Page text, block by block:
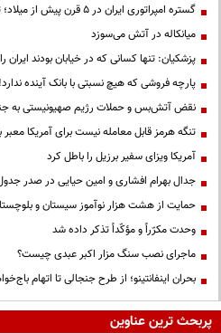
گستره امپراتوری ایران در ۵ قرن پیش از میلاد؛ تصویری از ایران ۲۵ قرن پیش
میانکاله در آتش می‌سوزد
پزشکیان: تنها کسانی که در خیابان بودند
پارچه فروشی که هیچ نسبتی با بانک آینده ندارد!
نقض آتش‌بس و حملات رژیم صهیونیستی به
تنگه هرمز قابل معامله نیست برای آمریکا معبر
آمریکا ویزای سفیر برزیل را باطل کرد
جدال بهرام افشاری و امین حیایی در صدر
حمایت از هشت هزار نوآموز سیستان و
وحدت مکرّراً و مؤکّداً تذکر داده شد
ماجرای نصب سنگ مزار اکبر عبدی چیست؟
بحران اینفانتینو؛ از طرح جنجالی تا اتهام
پربحث ترین عناوین